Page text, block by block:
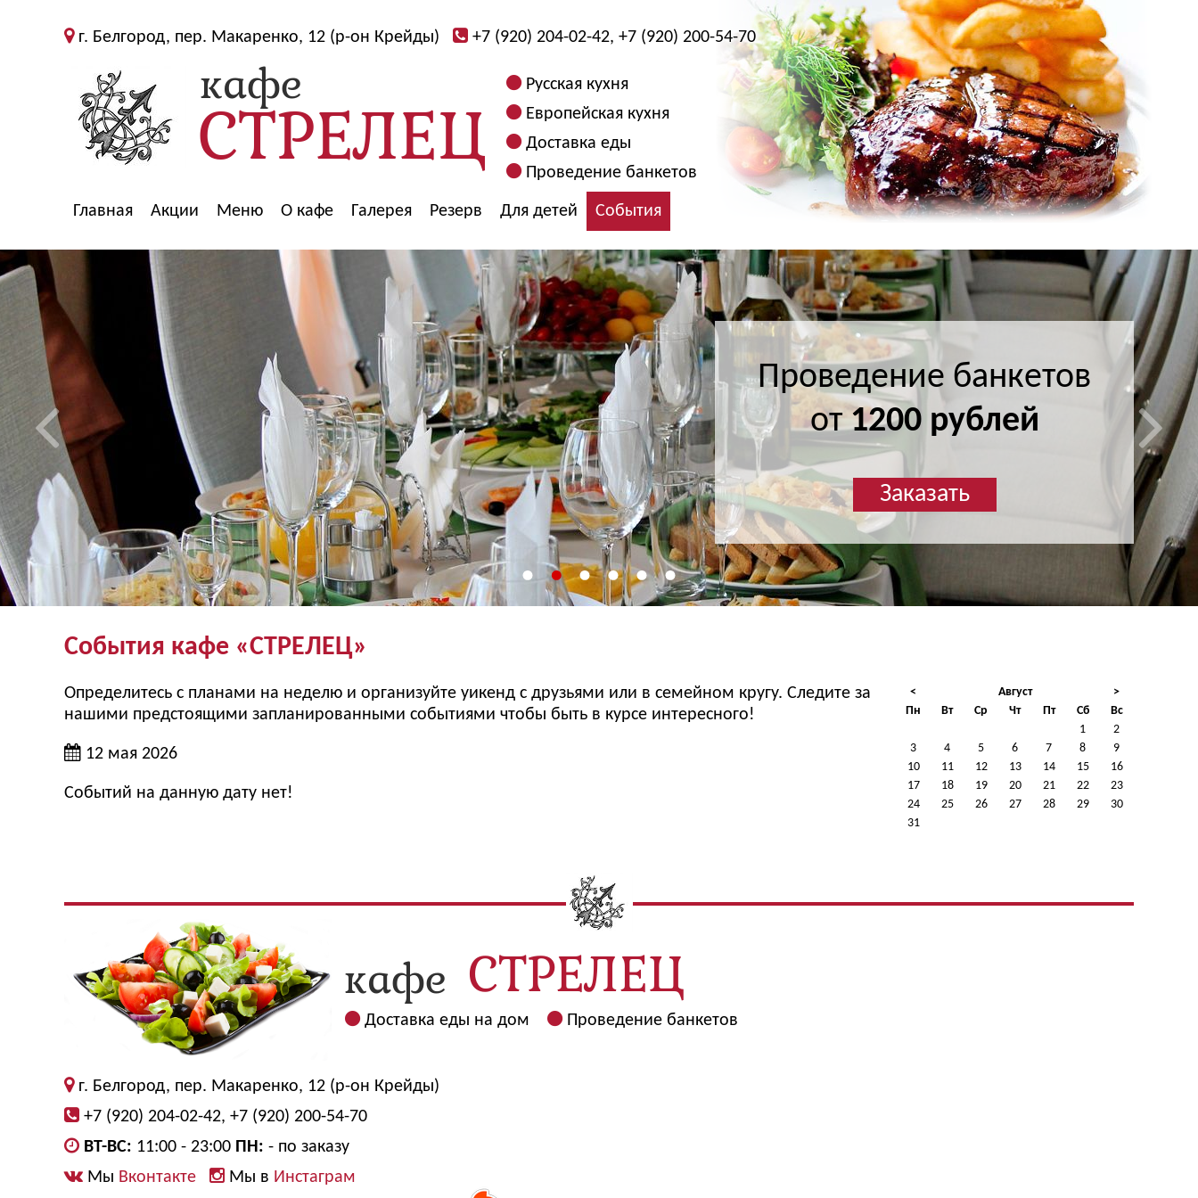
г. Белгород, пер. Макаренко, 12 (р-он Крейды) +7 (920) 204-02-42, +7 (920) 200-54-70
Русская кухня
Европейская кухня
Доставка еды
Проведение банкетов
Главная Акции Меню О кафе Галерея Резерв Для детей События
Проведение банкетов
от1200 рублей
Заказать
События кафе «СТРЕЛЕЦ»
< Август
>
Пн
Вт Ср Чт Пт Сб
Вс
1
2
3
4 5 6 7 8
9
10
11 12 13 14 15
16
17
18 19 20 21 22
23
24
25 26 27 28 29
30
31
Определитесь с планами на неделю и организуйте уикенд с друзьями или в семейном кругу. Следите за
нашими предстоящими запланированными событиями чтобы быть в курсе интересного!
12 мая 2026
Событий на данную дату нет!
Доставка еды на дом Проведение банкетов
г. Белгород, пер. Макаренко, 12 (р-он Крейды)
+7 (920) 204-02-42, +7 (920) 200-54-70
ВТ-ВС: 11:00 - 23:00 ПН: - по заказу
Мы Вконтакте Мы в Инстаграм